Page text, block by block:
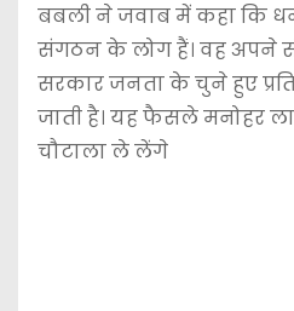
बबली ने जवाब में कहा कि
संगठन के लोग हैं। वह अपने
सरकार जनता के चुने हुए
जाती है। यह फैसले मनोहर
चौटाला ले लेंगे